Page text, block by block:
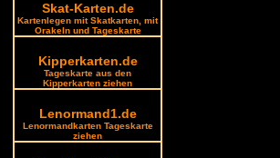
Skat-Karten.de
Kartenlegen mit Skatkarten, mit
Orakeln und Tageskarte
Kipperkarten.de
Tageskarte aus den
Kipperkarten ziehen
Lenormand1.de
Lenormandkarten Tageskarte
ziehen